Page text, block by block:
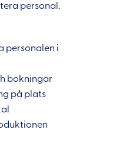
personal.
personalen i
bokningar
på plats